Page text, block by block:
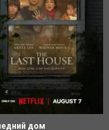
дом